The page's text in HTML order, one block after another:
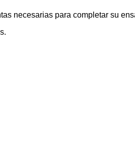
necesarias para completar su